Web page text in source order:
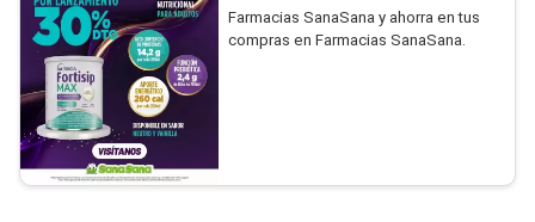
Farmacias SanaSana y ahorra en tus
compras en Farmacias SanaSana.